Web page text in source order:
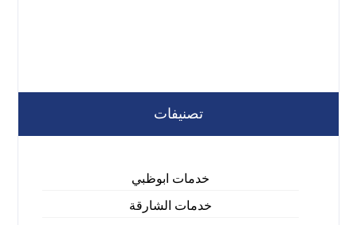
تصنيفات
خدمات ابوظبي
خدمات الشارقة